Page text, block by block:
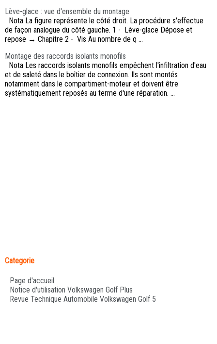
Lève-glace : vue d'ensemble du montage
Nota La figure représente le côté droit. La procédure s'effectue
de façon analogue du côté gauche. 1 - Lève-glace Dépose et
repose → Chapitre 2 - Vis Au nombre de q ...
Montage des raccords isolants monofils
Nota Les raccords isolants monofils empêchent l'infiltration d'eau
et de saleté dans le boîtier de connexion. Ils sont montés
notamment dans le compartiment-moteur et doivent être
systématiquement reposés au terme d'une réparation. ...
Categorie
Page d'accueil
Notice d'utilisation Volkswagen Golf Plus
Revue Technique Automobile Volkswagen Golf 5